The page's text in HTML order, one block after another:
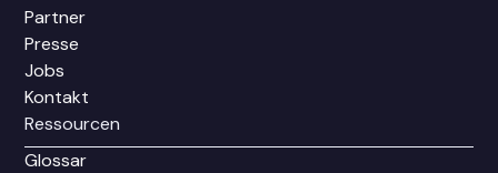
Partner
Presse
Jobs
Kontakt
Ressourcen
Glossar